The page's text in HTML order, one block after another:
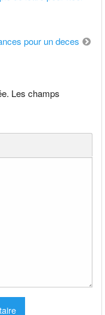
pour un deces
Les champs